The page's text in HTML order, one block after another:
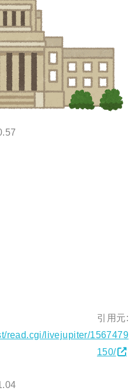
引用元:
read.cgi/livejupiter/1567479
150/